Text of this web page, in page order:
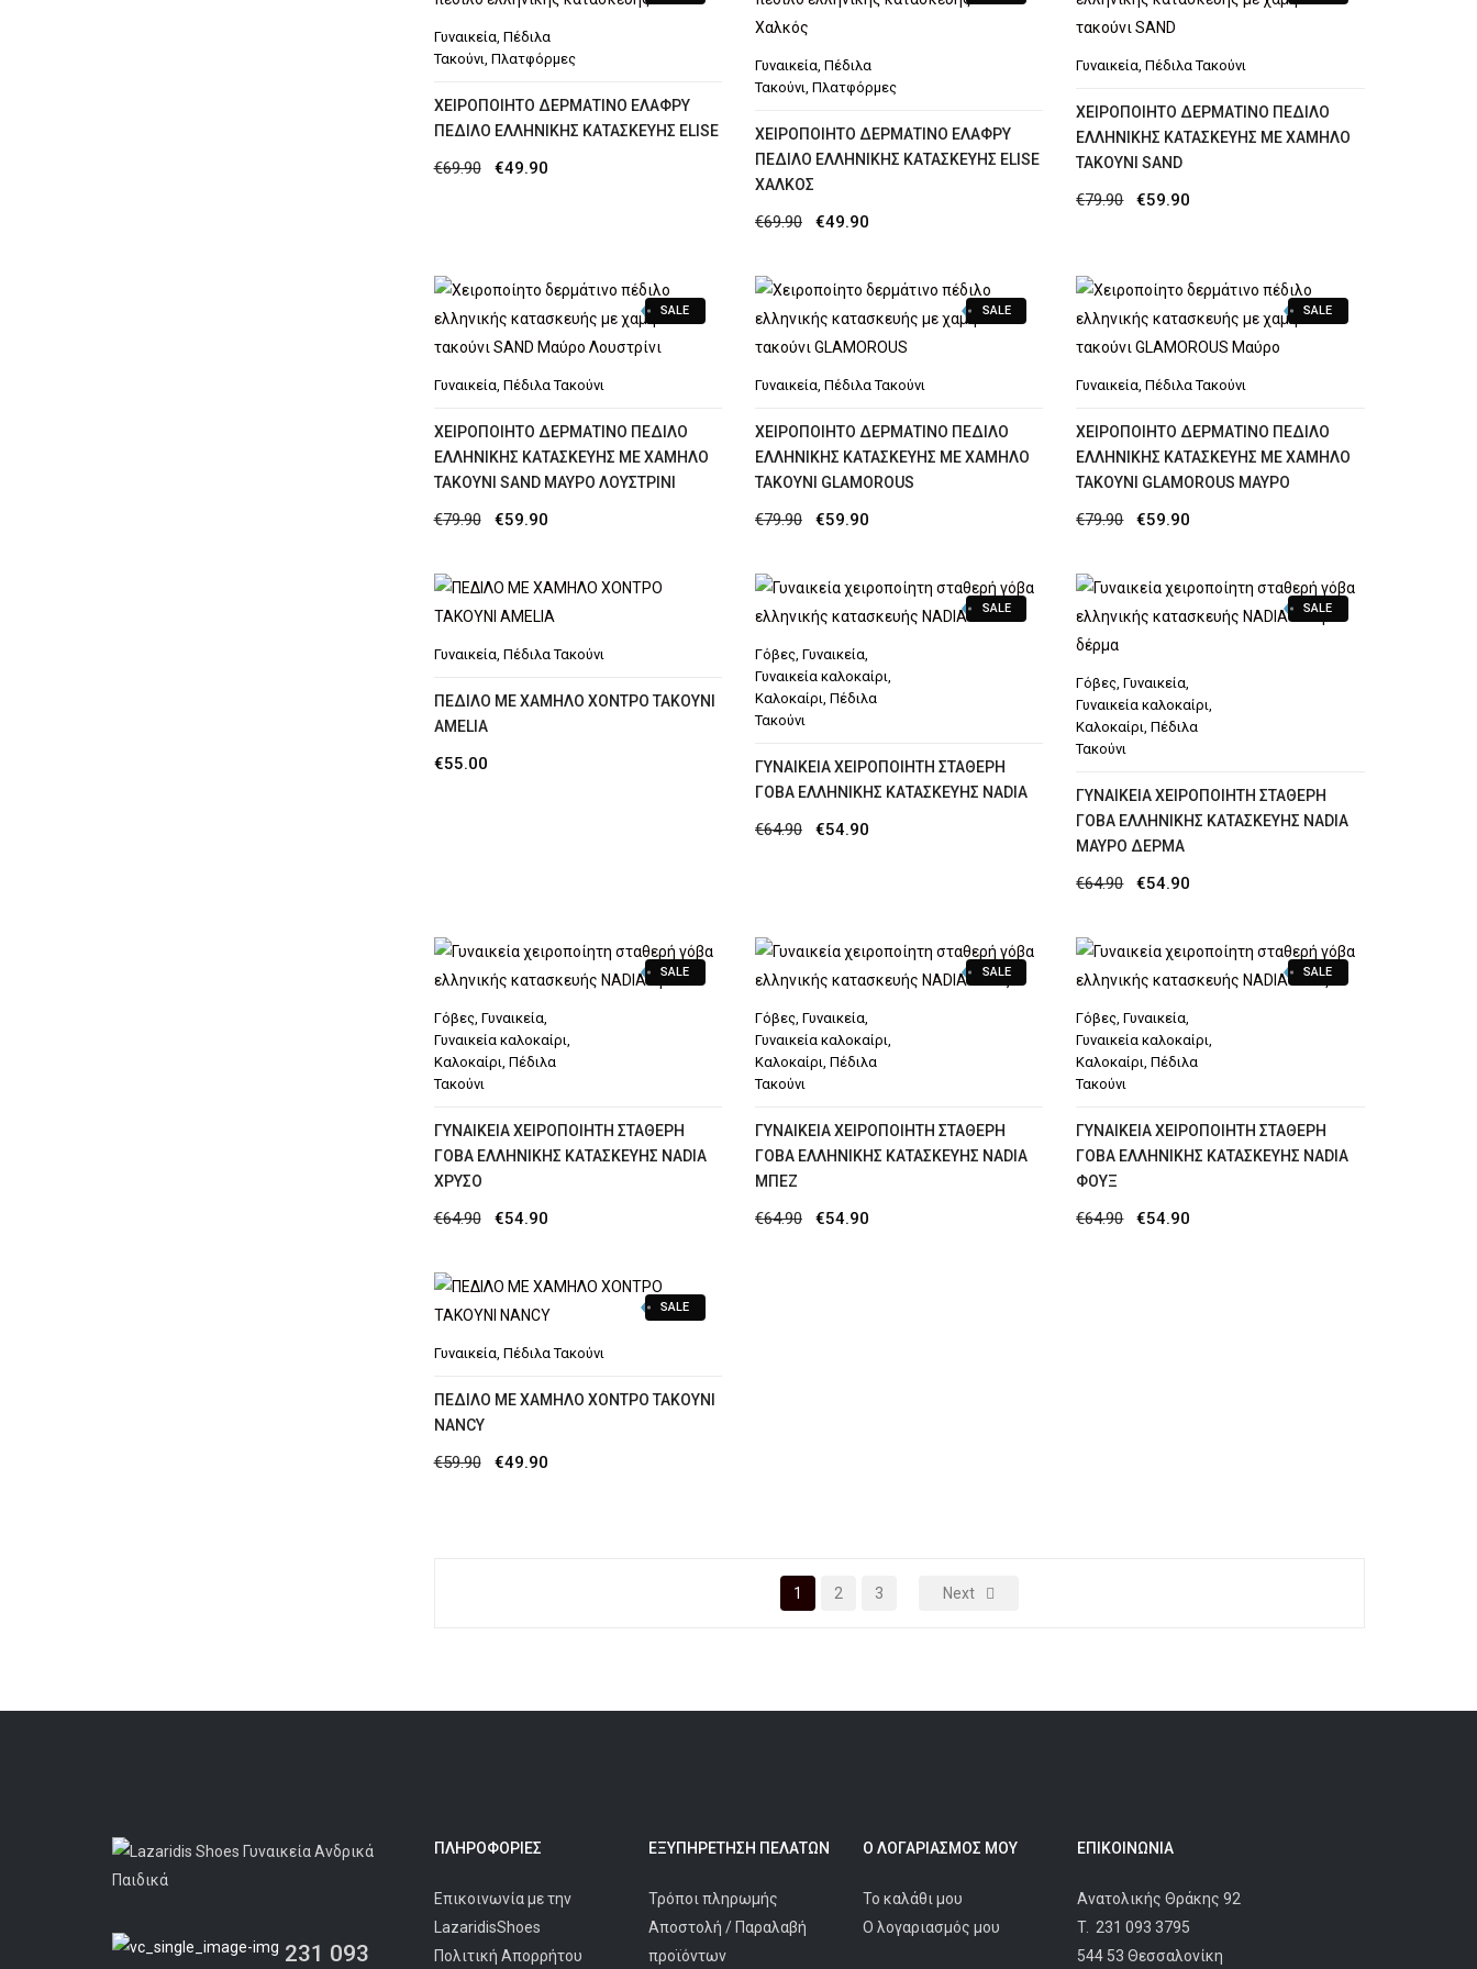
€49.90.
€49.90.
Γυναικεία, Πέδιλα
Τακούνι, Πλατφόρμες
XΕΙΡΟΠΟΊΗΤΟ ΔΕΡΜΆΤΙΝΟ ΕΛΑΦΡΎ
ΠΈΔΙΛΟ ΕΛΛΗΝΙΚΉΣ ΚΑΤΑΣΚΕΥΉΣ ELISE
€69.90
Original
€49.90Η
€49.90.
Γυναικεία, Πέδιλα
Τακούνι, Πλατφόρμες
XΕΙΡΟΠΟΊΗΤΟ ΔΕΡΜΆΤΙΝΟ ΕΛΑΦΡΎ
ΠΈΔΙΛΟ ΕΛΛΗΝΙΚΉΣ ΚΑΤΑΣΚΕΥΉΣ ELISE
ΧΑΛΚΌΣ
€69.90
Original
was:
€69.90.
€49.90Η
τιμή
είναι:
€49.90.
Γυναικεία,Πέδιλα Τακούνι
XΕΙΡΟΠΟΊΗΤΟ ΔΕΡΜΆΤΙΝΟ ΠΈΔΙΛΟ
ΕΛΛΗΝΙΚΉΣ ΚΑΤΑΣΚΕΥΉΣ ΜΕ ΧΑΜΗΛΌ
ΤΑΚΟΎΝΙ SAND
€79.90
Original
€79.90.
€59.90
είναι:
€59.90.
SALE
Γυναικεία, Πέδιλα Τακούνι
XΕΙΡΟΠΟΊΗΤΟ ΔΕΡΜΆΤΙΝΟ ΠΈΔΙΛΟ
ΕΛΛΗΝΙΚΉΣ ΚΑΤΑΣΚΕΥΉΣ ΜΕ ΧΑΜΗΛΌ
ΤΑΚΟΎΝΙ SAND ΜΑΎΡΟ ΛΟΥΣΤΡΊΝΙ
€79.90
Original
was:
€79.90.
€59.90Η
τιμή
είναι:
€59.90.
SALE
Γυναικεία, Πέδιλα Τακούνι
ΧΕΙΡΟΠΟΊΗΤΟ ΔΕΡΜΆΤΙΝΟ ΠΈΔΙΛΟ
ΕΛΛΗΝΙΚΉΣ ΚΑΤΑΣΚΕΥΉΣ ΜΕ ΧΑΜΗΛΌ
ΤΑΚΟΎΝΙ GLAMOROUS
€79.90
Original
was:
€79.90.
€59.90Η
τιμή
είναι:
SALE
Γυναικεία,Πέδιλα Τακούνι
ΧΕΙΡΟΠΟΊΗΤΟ ΔΕΡΜΆΤΙΝΟ ΠΈΔΙΛΟ
ΕΛΛΗΝΙΚΉΣ ΚΑΤΑΣΚΕΥΉΣ ΜΕ ΧΑΜΗΛΌ
ΤΑΚΟΎΝΙ GLAMOROUS ΜΑΎΡΟ
€79.90
Original
was:
€79.90.
€59.90
τιμή
είναι:
Γυναικεία, Πέδιλα Τακούνι
ΠΕΔΙΛΟ ΜΕ ΧΑΜΗΛΟ ΧΟΝΤΡΟ ΤΑΚΟΥΝΙ
AMELIA
€55.00
SALE
Γόβες, Γυναικεία,
Γυναικεία καλοκαίρι,
Καλοκαίρι, Πέδιλα
Τακούνι
ΓΥΝΑΙΚΕΊΑ ΧΕΙΡΟΠΟΊΗΤΗ ΣΤΑΘΕΡΉ
ΓΌΒΑ ΕΛΛΗΝΙΚΉΣ ΚΑΤΑΣΚΕΥΉΣ NADIA
€64.90
Original
€54.90Η
€54.90.
SALE
Γόβες,Γυναικεία,
Γυναικεία καλοκαίρι,
Καλοκαίρι,Πέδιλα
Τακούνι
ΓΥΝΑΙΚΕΊΑ ΧΕΙΡΟΠΟΊΗΤΗ ΣΤΑΘΕΡΉ
ΓΌΒΑ ΕΛΛΗΝΙΚΉΣ ΚΑΤΑΣΚΕΥΉΣ NADIA
ΜΑΎΡΟ ΔΈΡΜΑ
€64.90
Original
was:
€64.90.
€54.90
τιμή
είναι:
SALE
Γόβες, Γυναικεία,
Γυναικεία καλοκαίρι,
Καλοκαίρι, Πέδιλα
Τακούνι
ΓΥΝΑΙΚΕΊΑ ΧΕΙΡΟΠΟΊΗΤΗ ΣΤΑΘΕΡΉ
ΓΌΒΑ ΕΛΛΗΝΙΚΉΣ ΚΑΤΑΣΚΕΥΉΣ NADIA
ΧΡΥΣΌ
€64.90
Original
was:
€64.90.
€54.90Η
τιμή
είναι:
€54.90.
SALE
Γόβες, Γυναικεία,
Γυναικεία καλοκαίρι,
Καλοκαίρι, Πέδιλα
Τακούνι
ΓΥΝΑΙΚΕΊΑ ΧΕΙΡΟΠΟΊΗΤΗ ΣΤΑΘΕΡΉ
ΓΌΒΑ ΕΛΛΗΝΙΚΉΣ ΚΑΤΑΣΚΕΥΉΣ NADIA
ΜΠΕΖ
€64.90
Original
€54.90Η
SALE
Γόβες,Γυναικεία,
Γυναικεία καλοκαίρι,
Καλοκαίρι,Πέδιλα
Τακούνι
ΓΥΝΑΙΚΕΊΑ ΧΕΙΡΟΠΟΊΗΤΗ ΣΤΑΘΕΡΉ
ΓΌΒΑ ΕΛΛΗΝΙΚΉΣ ΚΑΤΑΣΚΕΥΉΣ NADIA
ΦΟΥΞ
€64.90
Original
€54.90
SALE
Γυναικεία, Πέδιλα Τακούνι
ΠΕΔΙΛΟ ΜΕ ΧΑΜΗΛΟ ΧΟΝΤΡΟ ΤΑΚΟΥΝΙ
NANCY
€59.90
Original
€49.90Η
1 2 3 Next
231 093
ΠΛΗΡΟΦΟΡΊΕΣ
Επικοινωνία με την
LazaridisShoes
Πολιτική Απορρήτου
ΕΞΥΠΗΡΈΤΗΣΗ ΠΕΛΑΤΩΝ
Τρόποι πληρωμής
Αποστολή / Παραλαβή
προϊόντων
Ο ΛΟΓΑΡΙΑΣΜΌΣ ΜΟΥ
Το καλάθι μου
Ο λογαριασμός μου
ΕΠΙΚΟΙΝΩΝΊΑ
Ανατολικής Θράκης 92
T. 231 093 3795
544 53 Θεσσαλονίκη